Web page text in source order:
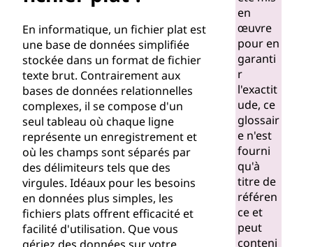
En informatique, un fichier plat est
une base de données simplifiée
stockée dans un format de fichier
texte brut. Contrairement aux
bases de données relationnelles
complexes, il se compose d'un
seul tableau où chaque ligne
représente un enregistrement et
où les champs sont séparés par
des délimiteurs tels que des
virgules. Idéaux pour les besoins
en données plus simples, les
fichiers plats offrent efficacité et
facilité d'utilisation. Que vous
en
œuvre
pour en
garanti
r
l'exactit
ude, ce
glossair
e n'est
fourni
qu'à
titre de
référen
ce et
peut
conteni